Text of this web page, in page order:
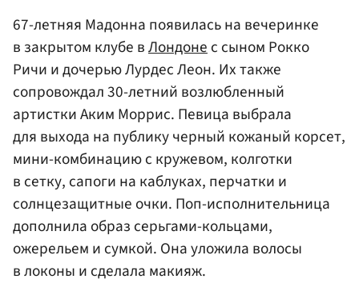
67-летняя Мадонна появилась на вечеринке
в закрытом клубе вЛондонес сыном Рокко
Ричи и дочерью Лурдес Леон. Их также
сопровождал 30-летний возлюбленный
артистки Аким Моррис. Певица выбрала
для выхода на публику черный кожаный корсет,
мини-комбинацию с кружевом, колготки
в сетку, сапоги на каблуках, перчатки и
солнцезащитные очки. Поп-исполнительница
дополнила образ серьгами-кольцами,
ожерельем и сумкой. Она уложила волосы
в локоны и сделала макияж.